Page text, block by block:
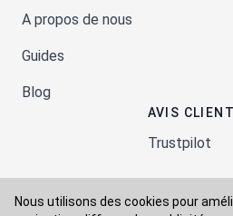
Nous utilisons des cookies pour
A propos de nous
Guides
Blog
AVIS
Trustpilot